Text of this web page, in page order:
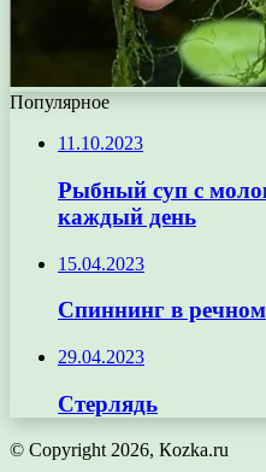
Популярное
11.10.2023
Рыбный суп с
каждый день
15.04.2023
Спиннинг в
29.04.2023
Стерлядь
© Copyright 2026, Кozka.ru